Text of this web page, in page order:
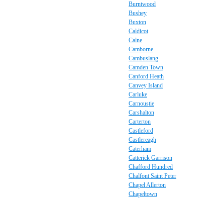
Burntwood
Bushey
Buxton
Caldicot
Calne
Camborne
Cambuslang
Camden Town
Canford Heath
Canvey Island
Carluke
Carnoustie
Carshalton
Carterton
Castleford
Castlereagh
Caterham
Catterick Garrison
Chafford Hundred
Chalfont Saint Peter
Chapel Allerton
Chapeltown